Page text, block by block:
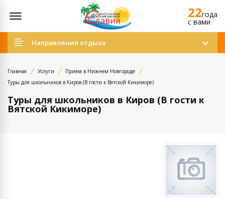
22года
c вами
Направления отдыха
Главная Услуги
Прием в Нижнем Новгороде
Туры для школьников в Киров (В гости к Вятской Кикиморе)
Туры для школьников в Киров (В гости к
Вятской Кикиморе)